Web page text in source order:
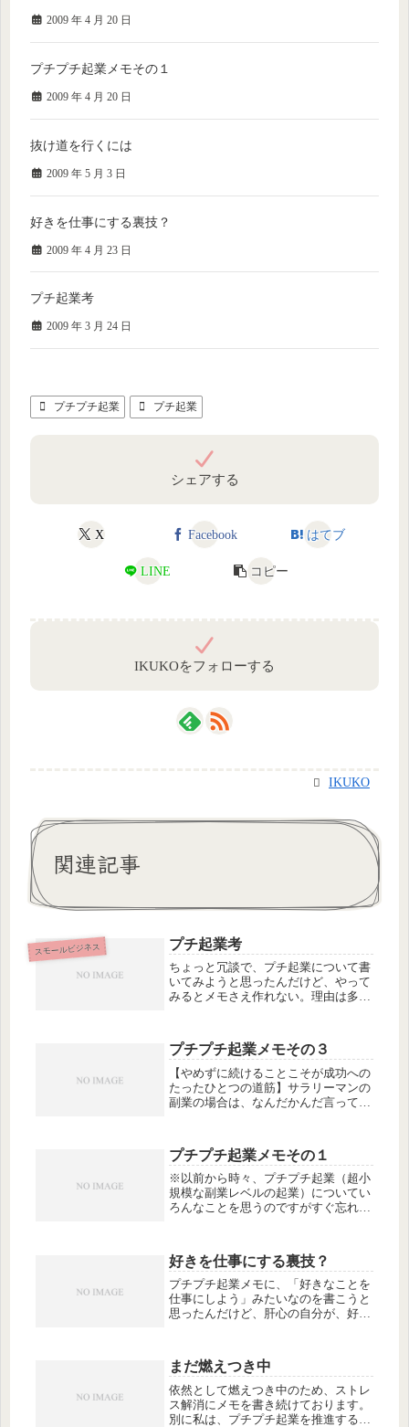
2009 年 4 月 20 日
プチプチ起業メモその１
2009 年 4 月 20 日
抜け道を行くには
2009 年 5 月 3 日
好きを仕事にする裏技？
2009 年 4 月 23 日
プチ起業考
2009 年 3 月 24 日
プチプチ起業 プチ起業
シェアする
X Facebook はてブ
LINE コピー
IKUKOをフォローする
IKUKO
関連記事
スモールビジネス プチ起業考
ちょっと冗談で、プチ起業について書
いてみようと思ったんだけど、やって
みるとメモさえ作れない。理由は多
いかと思うんですよね。2001年の「む
かつきシスターズ」以来、自分が通
っ...
プチプチ起業メモその３
【やめずに続けることこそが成功への
たったひとつの道筋】サラリーマンの
副業の場合は、なんだかんだ言って本
情熱とパワーを回せたとしても、ちょ
っとがんばりどころに来たあたりでご
主...
プチプチ起業メモその１
※以前から時々、プチプチ起業（超小
規模な副業レベルの起業）についてい
ろんなことを思うのですがすぐ忘れち
ビスで利益を出すことにコミットす
る】たとえばサラリーマンの余暇利用
で...
好きを仕事にする裏技？
プチプチ起業メモに、「好きなことを
仕事にしよう」みたいなのを書こうと
思ったんだけど、肝心の自分が、好き
やったリサイクル子供服販売なんて、
好きでもなんでもない（というか嫌
い）...
まだ燃えつき中
依然として燃えつき中のため、ストレ
ス解消にメモを書き続けております。
別に私は、プチプチ起業を推進する委